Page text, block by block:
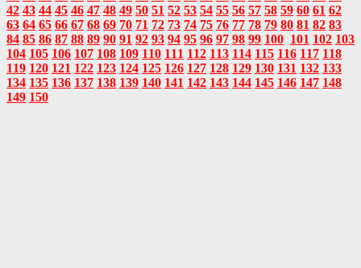
42 43 44 45 46 47 48 49 50 51 52 53 54 55 56 57 58 59 60 61 62
63 64 65 66 67 68 69 70 71 72 73 74 75 76 77 78 79 80 81 82 83
84 85 86 87 88 89 90 91 92 93 94 95 96 97 98 99 100 101 102 103
104 105 106 107 108 109 110 111 112 113 114 115 116 117 118
119 120 121 122 123 124 125 126 127 128 129 130 131 132 133
134 135 136 137 138 139 140 141 142 143 144 145 146 147 148
149 150